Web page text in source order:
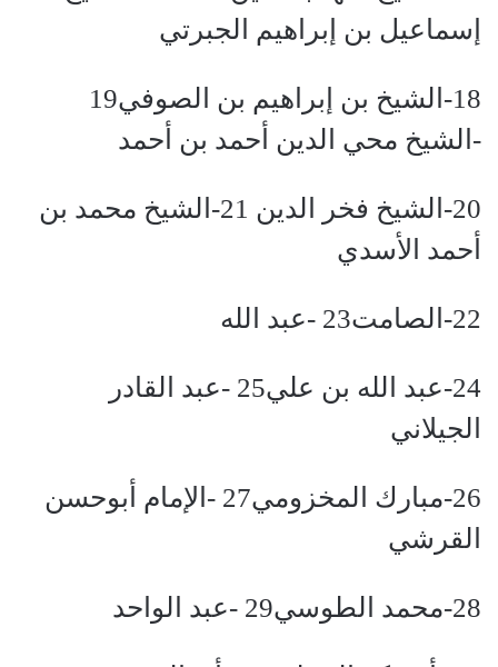
إسماعيل بن إبراهيم الجبرتي
18-الشيخ بن إبراهيم بن الصوفي19
-الشيخ محي الدين أحمد بن أحمد
20-الشيخ فخر الدين 21-الشيخ محمد بن
أحمد الأسدي
22-الصامت23 -عبد الله
24-عبد الله بن علي25 -عبد القادر
الجيلاني
26-مبارك المخزومي27 -الإمام أبوحسن
القرشي
28-محمد الطوسي29 -عبد الواحد